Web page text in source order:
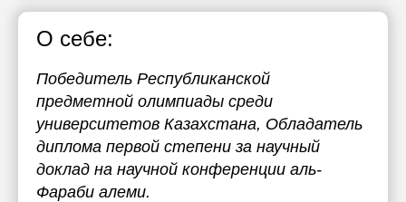
О себе:
Победитель Республиканской
предметной олимпиады среди
университетов Казахстана, Обладатель
диплома первой степени за научный
доклад на научной конференции аль-
Фараби алеми.